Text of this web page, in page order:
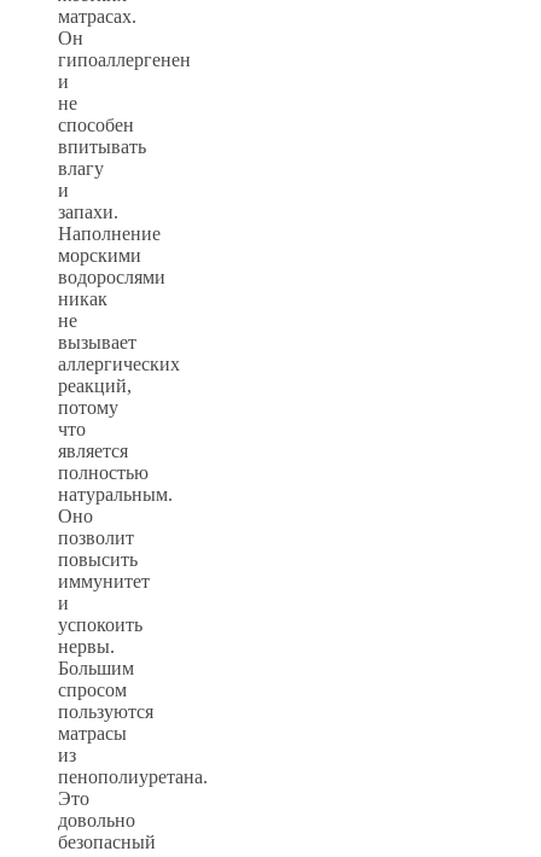
матрасах.
Он
гипоаллергенен
и
не
способен
впитывать
влагу
и
запахи.
Наполнение
морскими
водорослями
никак
не
вызывает
аллергических
реакций,
потому
что
является
полностью
натуральным.
Оно
позволит
повысить
иммунитет
и
успокоить
нервы.
Большим
спросом
пользуются
матрасы
из
пенополиуретана.
Это
довольно
безопасный